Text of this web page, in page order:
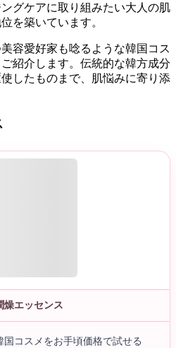
グケアに取り組みたい大人の肌
を築いています。
容愛好家も唸るような韓国コス
紹介します。伝統的な韓方成分
したものまで、肌悩みに寄り添
燥エッセンス
国コスメをお手頃価格で試せる